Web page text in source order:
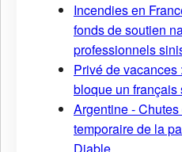
Incendies en
fonds de soutien
professionnels
Privé de
bloque un français
Argentine -
temporaire de la